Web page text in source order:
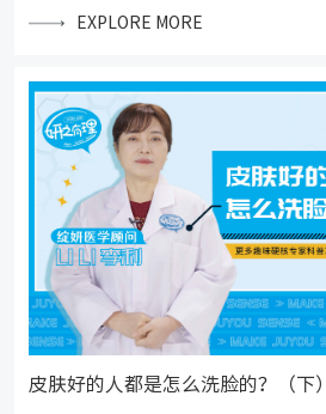
EXPLORE MORE
皮肤好的人都是怎么洗脸的？（下）